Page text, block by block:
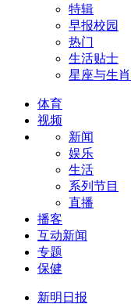
特辑
早报校园
热门
生活贴士
星座与生肖
体育
视频
新闻
娱乐
生活
系列节目
直播
播客
互动新闻
专题
保健
新明日报